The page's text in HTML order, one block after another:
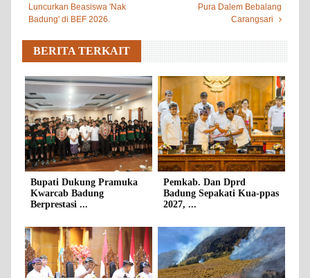
Luncurkan Beasiswa 'Nak
Badung' di BEF 2026.
Pura Dalem Bebalang
Carangsari
BERITA TERKAIT
Bupati Dukung Pramuka
Kwarcab Badung
Berprestasi ...
Pemkab. Dan Dprd
Badung Sepakati Kua-ppas
2027, ...